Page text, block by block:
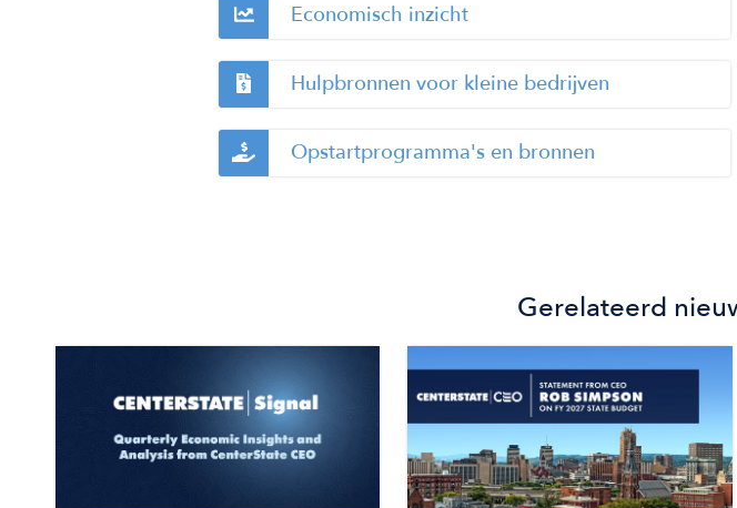
Economisch inzicht
Hulpbronnen voor kleine bedrijven
Opstartprogramma's en bronnen
Gerelateerd